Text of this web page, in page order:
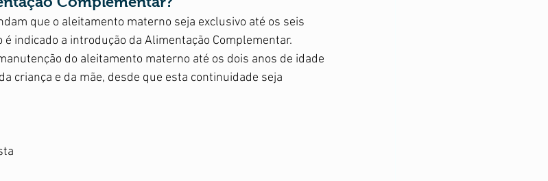
que o aleitamento materno seja exclusivo até os seis
indicado a introdução da Alimentação Complementar.
do aleitamento materno até os dois anos de idade
criança e da mãe, desde que esta continuidade seja